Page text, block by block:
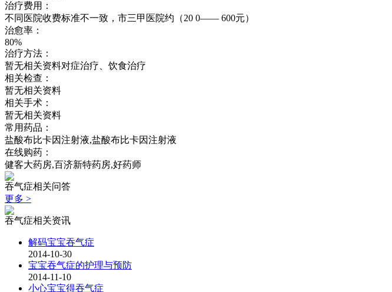
治疗费用：
不同医院收费标准不一致，市三甲医院约（20 0—— 600元）
治愈率：
80%
治疗方法：
暂无相关资料对症治疗、饮食治疗
相关检查：
暂无相关资料
相关手术：
暂无相关资料
常用药品：
盐酸布比卡因注射液,盐酸布比卡因注射液
在线购药：
健客大药房,百济新特药房,好药师
吞气症相关问答
更多 >
吞气症相关资讯
解码宝宝吞气症
2014-10-30
宝宝吞气症的护理与预防
2014-11-10
小心宝宝得吞气症